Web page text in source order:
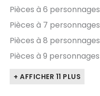
Pièces à 6 personnages
Pièces à 7 personnages
Pièces à 8 personnages
Pièces à 9 personnages
+ AFFICHER 11 PLUS